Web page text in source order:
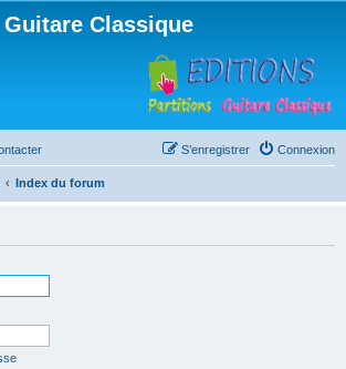
Guitare Classique
Connexion
S’enregistrer
Index du forum